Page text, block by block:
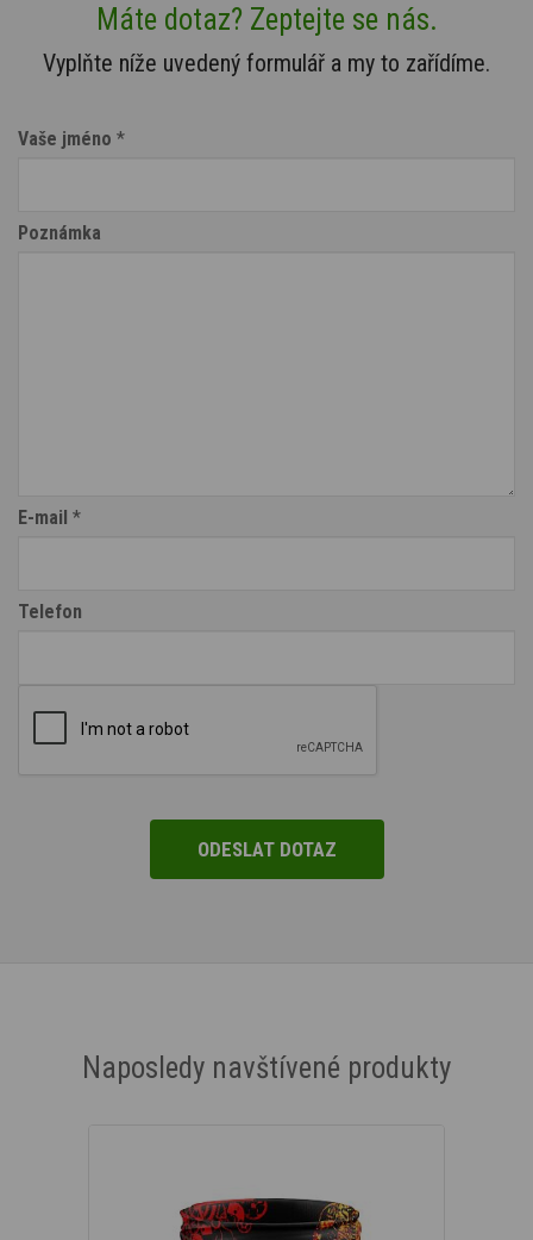
Máte dotaz? Zeptejte se nás.
Vyplňte níže uvedený formulář a my to zařídíme.
Vaše jméno *
Poznámka
E-mail *
Telefon
Naposledy navštívené produkty